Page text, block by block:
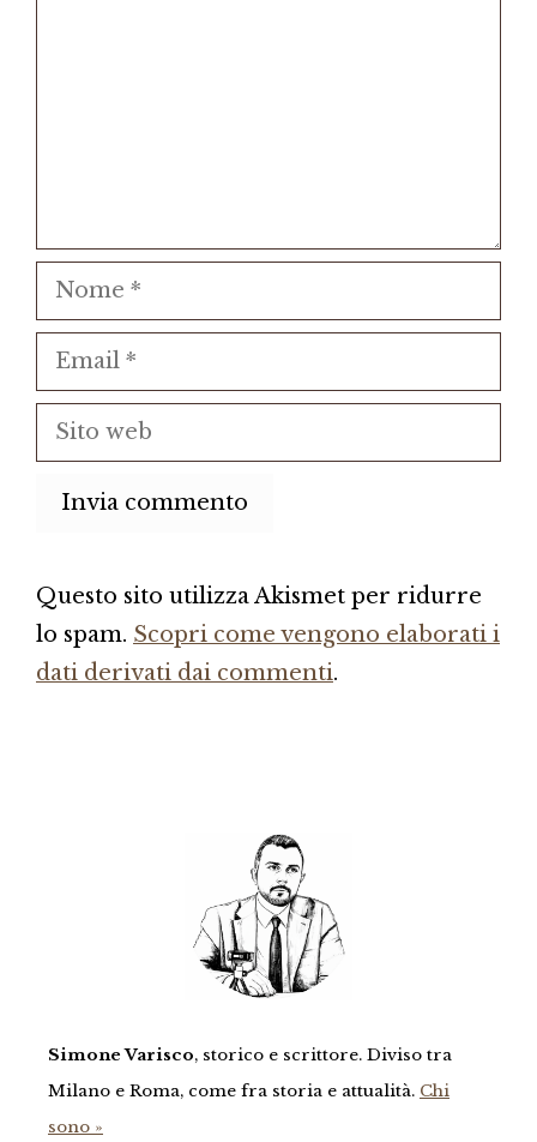
Nome
Email
Sito
web
Questo sito utilizza Akismet per ridurre
lo spam. Scopri come vengono elaborati i
dati derivati dai commenti.
Simone Varisco, storico e scrittore. Diviso tra
Milano e Roma, come fra storia e attualità. Chi
sono »